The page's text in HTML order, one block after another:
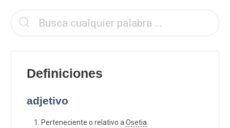
Definiciones
adjetivo
Perteneciente o relativo a Osetia